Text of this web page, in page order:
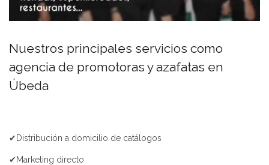
Nuestros principales servicios como
agencia de promotoras y azafatas en
Úbeda
✔Distribución a domicilio de catálogos
✔Marketing directo